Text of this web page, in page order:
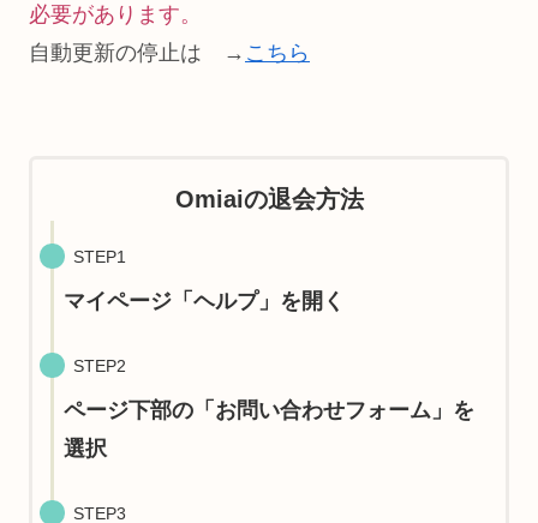
必要があります。
自動更新の停止は → こちら
Omiaiの退会方法
STEP1
マイページ「ヘルプ」を開く
STEP2
ページ下部の「お問い合わせフォーム」を
選択
STEP3